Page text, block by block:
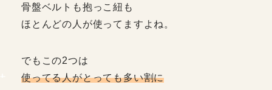
骨盤ベルトも抱っこ紐も
ほとんどの人が使ってますよね。
でもこの2つは
使ってる人がとっても多い割に